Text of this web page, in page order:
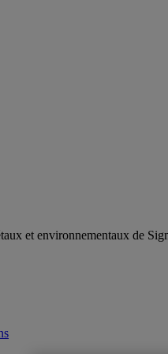
et environnementaux de